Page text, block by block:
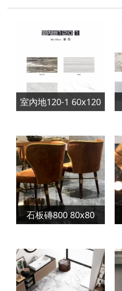
室內地120-1 60x120
石板磚800 80x80